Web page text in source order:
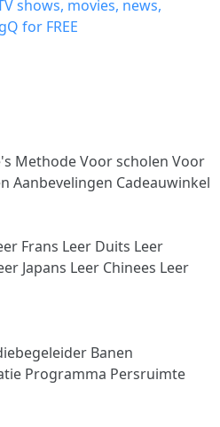
MethodeVoor scholen Voor
Aanbevelingen Cadeauwinkel
Frans Leer Duits Leer
Japans Leer Chinees Leer
Banen
Programma Persruimte